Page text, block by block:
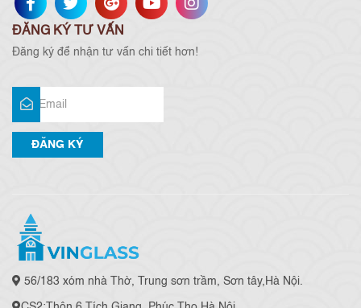
ĐĂNG KÝ TƯ VẤN
Đăng ký để nhận tư vấn chi tiết hơn!
56/183 xóm nhà Thờ, Trung sơn trầm, Sơn tây,Hà Nội.